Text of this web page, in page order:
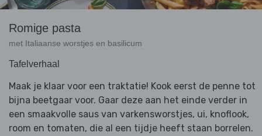
Romige pasta
met Italiaanse worstjes en basilicum
Tafelverhaal
Maak je klaar voor een traktatie! Kook eerst de penne tot
bijna beetgaar voor. Gaar deze aan het einde verder in
een smaakvolle saus van varkensworstjes, ui, knoflook,
room en tomaten, die al een tijdje heeft staan borrelen.